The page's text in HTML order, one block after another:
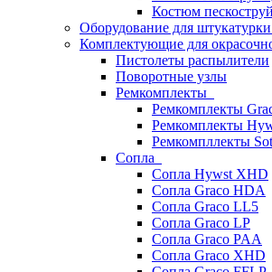
Костюм
Оборудование для
Комплектующие для
Пистолеты распылители
Поворотные узлы
Ремкомплекты
Ремкомплекты
Ремкомплекты
Ремкомпллекты
Сопла
Сопла Hywst XHD
Сопла Graco HDA
Сопла Graco LL5
Сопла Graco LP
Сопла Graco PAA
Сопла Graco XHD